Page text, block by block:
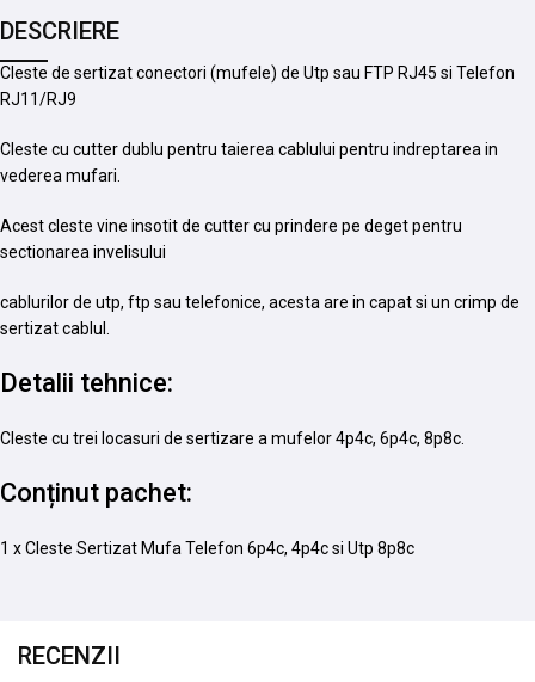
DESCRIERE
Cleste de sertizat conectori (mufele) de Utp sau FTP RJ45 si Telefon
RJ11/RJ9
Cleste cu cutter dublu pentru taierea cablului pentru indreptarea in
vederea mufari.
Acest cleste vine insotit de cutter cu prindere pe deget pentru
sectionarea invelisului
cablurilor de utp, ftp sau telefonice, acesta are in capat si un crimp de
sertizat cablul.
Detalii tehnice:
Cleste cu trei locasuri de sertizare a mufelor 4p4c, 6p4c, 8p8c.
Conținut pachet:
1 x Cleste Sertizat Mufa Telefon 6p4c, 4p4c si Utp 8p8c
RECENZII